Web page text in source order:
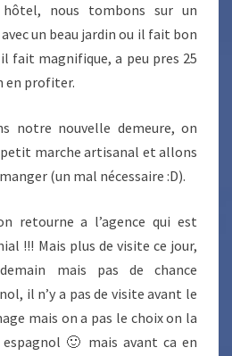
nous tombons sur un
un beau jardin ou il fait bon
fait magnifique, a peu pres 25
en profiter.
notre nouvelle demeure, on
marche artisanal et allons
(un mal nécessaire :D).
retourne a l’agence qui est
!!! Mais plus de visite ce jour,
mais pas de chance
il n’y a pas de visite avant le
mais on a pas le choix on la
🙂 mais avant ca en